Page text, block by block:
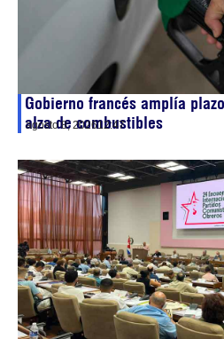
Gobierno francés amplía
alza de combustibles
agosto 8, 202612:47